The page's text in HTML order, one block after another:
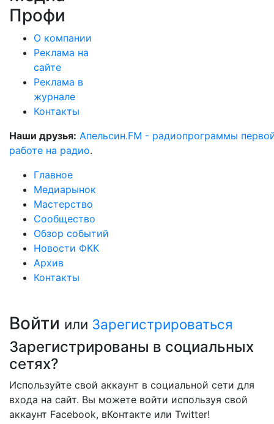
Профи
О компании
Реклама на
сайте
Реклама в
журнале
Контакты
Наши друзья: Апельсин.FM - радиопрограммы
работе на радио.
Главное
Медиарынок
Мастерство
Сообщество
Обзор событий
Новости ФКК
Архив
Контакты
Войти или Зарегистрироваться
Зарегистрированы в социальных
сетях?
Используйте свой аккаунт в социальной сети для
входа на сайт. Вы можете войти используя свой
аккаунт Facebook, вКонтакте или Twitter!